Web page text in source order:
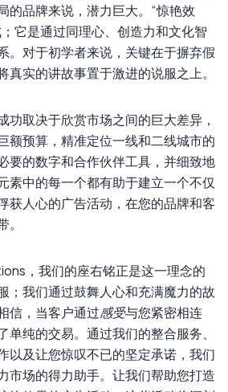
的品牌来说，潜力巨大。“惊艳效
它是通过同理心、创造力和文化智
。对于初学者来说，关键在于摒弃假
真实的讲故事置于激进的说服之上。
功取决于欣赏市场之间的巨大差异，
额预算，精准定位一线和二线城市的
要的数字和合作伙伴工具，并细致地
素中的每一个都有助于建立一个不仅
获人心的广告活动，在您的品牌和客
，我们的座右铭正是这一理念的
；我们通过鼓舞人心和充满魔力的故
信，当客户通过感受与您紧密相连
单纯的交易。通过我们的整合服务、
以及让您惊叹不已的坚定承诺，我们
市场的得力助手。让我们帮助您打造